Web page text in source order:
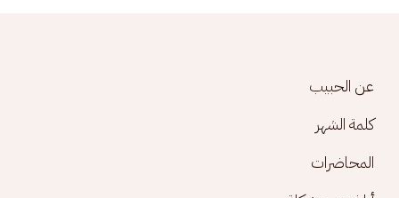
Footer menu
عن الحبيب
كلمة الشهر
المحاضرات